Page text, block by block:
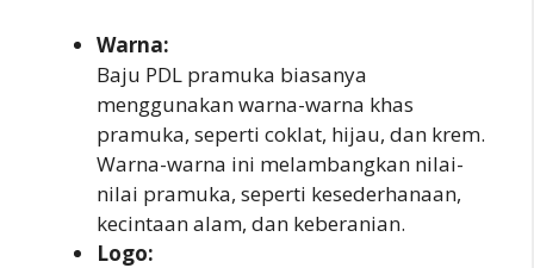
Warna:
Baju PDL pramuka biasanya
menggunakan warna-warna khas
pramuka, seperti coklat, hijau, dan krem.
Warna-warna ini melambangkan nilai-
nilai pramuka, seperti kesederhanaan,
kecintaan alam, dan keberanian.
Logo: